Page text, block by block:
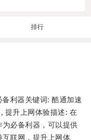
排行
利器关键词: 酷通加速
提升上网体验描述: 在
必备利器，可以提供
联网，提升上网体